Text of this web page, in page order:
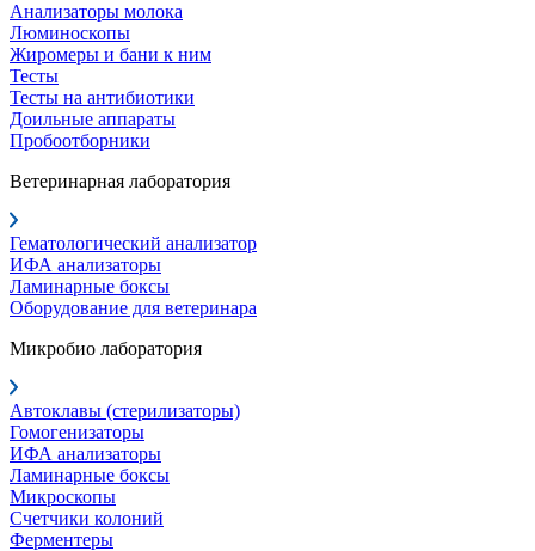
Анализаторы молока
Люминоскопы
Жиромеры и бани к ним
Тесты
Тесты на антибиотики
Доильные аппараты
Пробоотборники
Ветеринарная лаборатория
Гематологический анализатор
ИФА анализаторы
Ламинарные боксы
Оборудование для ветеринара
Микробио лаборатория
Автоклавы (стерилизаторы)
Гомогенизаторы
ИФА анализаторы
Ламинарные боксы
Микроскопы
Счетчики колоний
Ферментеры